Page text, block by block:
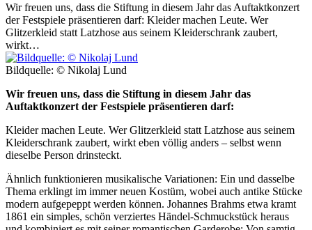
Wir freuen uns, dass die Stiftung in diesem Jahr das Auftaktkonzert
der Festspiele präsentieren darf: Kleider machen Leute. Wer
Glitzerkleid statt Latzhose aus seinem Kleiderschrank zaubert,
wirkt…
Bildquelle: © Nikolaj Lund
Wir freuen uns, dass die Stiftung in diesem Jahr das
Auftaktkonzert der Festspiele präsentieren darf:
Kleider machen Leute. Wer Glitzerkleid statt Latzhose aus seinem
Kleiderschrank zaubert, wirkt eben völlig anders – selbst wenn
dieselbe Person drinsteckt.
Ähnlich funktionieren musikalische Variationen: Ein und dasselbe
Thema erklingt im immer neuen Kostüm, wobei auch antike Stücke
modern aufgepeppt werden können. Johannes Brahms etwa kramt
1861 ein simples, schön verziertes Händel-Schmuckstück heraus